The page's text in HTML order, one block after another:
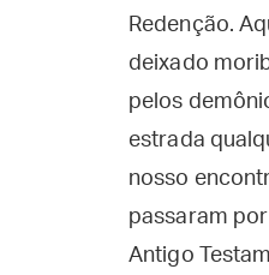
Redenção.
deixado
pelos
estrada
nosso
passaram
Antigo